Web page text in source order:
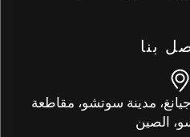
بنا
مدينة سوتشو، مقاطعة
الصين